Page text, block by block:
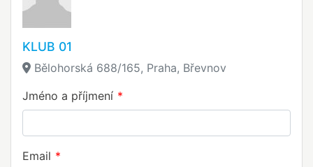
KLUB 01
Bělohorská 688/165, Praha, Břevnov
Jméno a příjmení
Email